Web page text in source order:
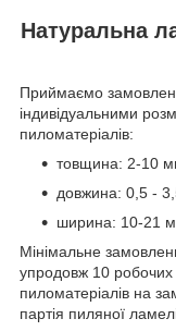
Натуральна
Приймаємо
індивідуальними
пиломатеріалів:
товщина: 2-10
довжина: 0,5 -
ширина: 10-21
Мінімальне
упродовж 10 робочих
пиломатеріалів на
партія пиляної